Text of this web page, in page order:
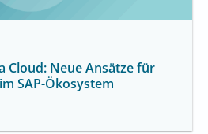
Cloud: Neue Ansätze für
SAP-Ökosystem